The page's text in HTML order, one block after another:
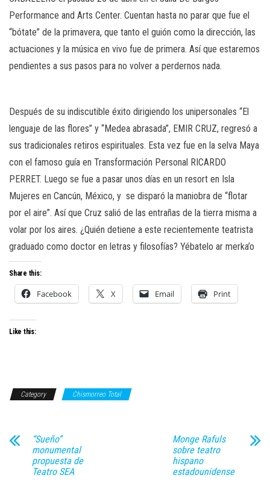
Performance and Arts Center. Cuentan hasta no parar que fue el
“bótate” de la primavera, que tanto el guión como la dirección, las
actuaciones y la música en vivo fue de primera. Así que estaremos
pendientes a sus pasos para no volver a perdernos nada.
Después de su indiscutible éxito dirigiendo los unipersonales “El
lenguaje de las flores” y “Medea abrasada”, EMIR CRUZ, regresó a
sus tradicionales retiros espirituales. Esta vez fue en la selva Maya
con el famoso guía en Transformación Personal RICARDO
PERRET. Luego se fue a pasar unos días en un resort en Isla
Mujeres en Cancún, México, y se disparó la maniobra de “flotar
por el aire”. Así que Cruz salió de las entrañas de la tierra misma a
volar por los aires. ¿Quién detiene a este recientemente teatrista
graduado como doctor en letras y filosofías? Yébatelo ar merka’o
Share this:
Facebook X Email Print
Like this:
Category Chismorreo Total
“Sueño”
monumental
propuesta de
Teatro SEA
Monge Rafuls
sobre teatro
hispano
estadounidense